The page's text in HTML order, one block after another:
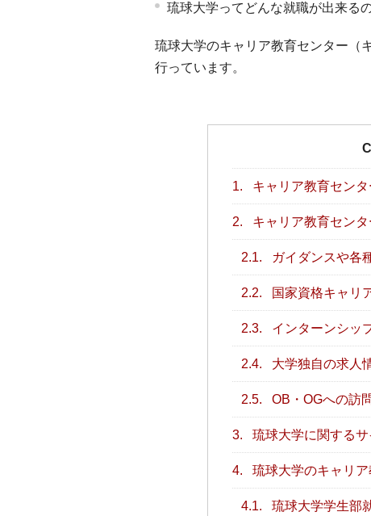
琉球大学ってどんな就職が出来る
琉球大学のキャリア教育センター（
行っています。
1. キャリア教育セン
2. キャリア教育セン
2.1. ガイダンスや各
2.2. 国家資格キャリ
2.3. インターンシッ
2.4. 大学独自の求人
2.5. OB・OGへの訪
3. 琉球大学に関するサ
4. 琉球大学のキャリ
4.1. 琉球大学学生部